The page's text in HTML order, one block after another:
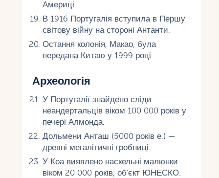
Америці.
В 1916 Португалія вступила в Першу
світову війну на стороні Антанти.
Остання колонія, Макао, була
передана Китаю у 1999 році.
Археологія
У Португалії знайдено сліди
неандертальців віком 100 000 років у
печері Алмонда.
Дольмени Анташ (5000 років е.) —
древні мегалітичні гробниці.
У Коа виявлено наскельні малюнки
віком 20 000 років, об'єкт ЮНЕСКО.